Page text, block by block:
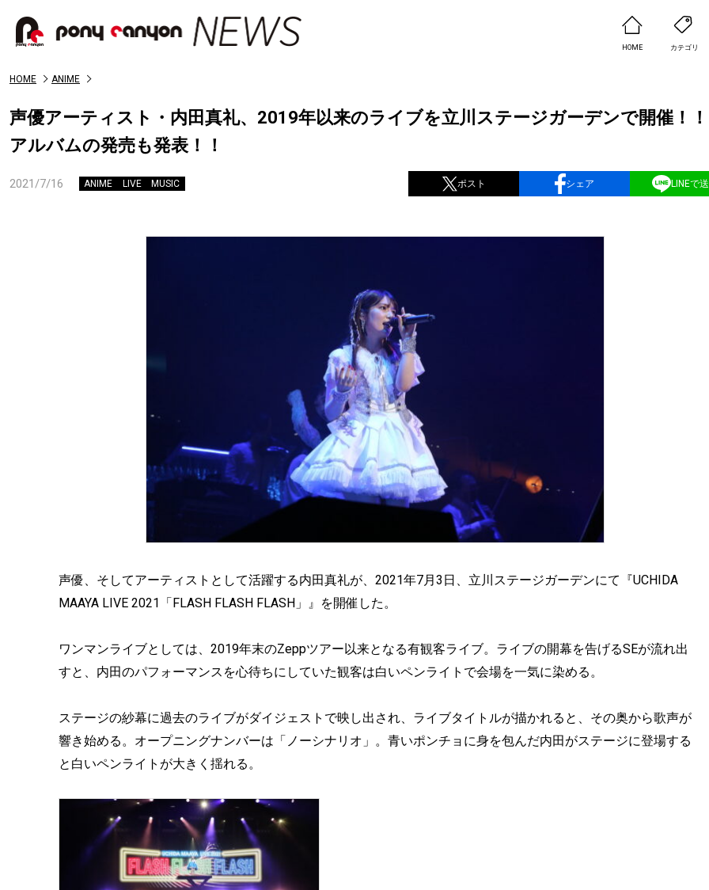
HOME カテゴリ
HOME ANIME
声優アーティスト・内田真礼、2019年以来のライブを立川ステージガーデンで開催！
アルバムの発売も発表！！
2021/7/16 ANIME LIVE MUSIC ポスト シェア LINEで
声優、そしてアーティストとして活躍する内田真礼が、2021年7月3日、立川ステージガーデンにて『UCHIDA
MAAYA LIVE 2021「FLASH FLASH FLASH」』を開催した。
ワンマンライブとしては、2019年末のZeppツアー以来となる有観客ライブ。ライブの開幕を告げるSEが流れ出
すと、内田のパフォーマンスを心待ちにしていた観客は白いペンライトで会場を一気に染める。
ステージの紗幕に過去のライブがダイジェストで映し出され、ライブタイトルが描かれると、その奥から歌声が
響き始める。オープニングナンバーは「ノーシナリオ」。青いポンチョに身を包んだ内田がステージに登場する
と白いペンライトが大きく揺れる。